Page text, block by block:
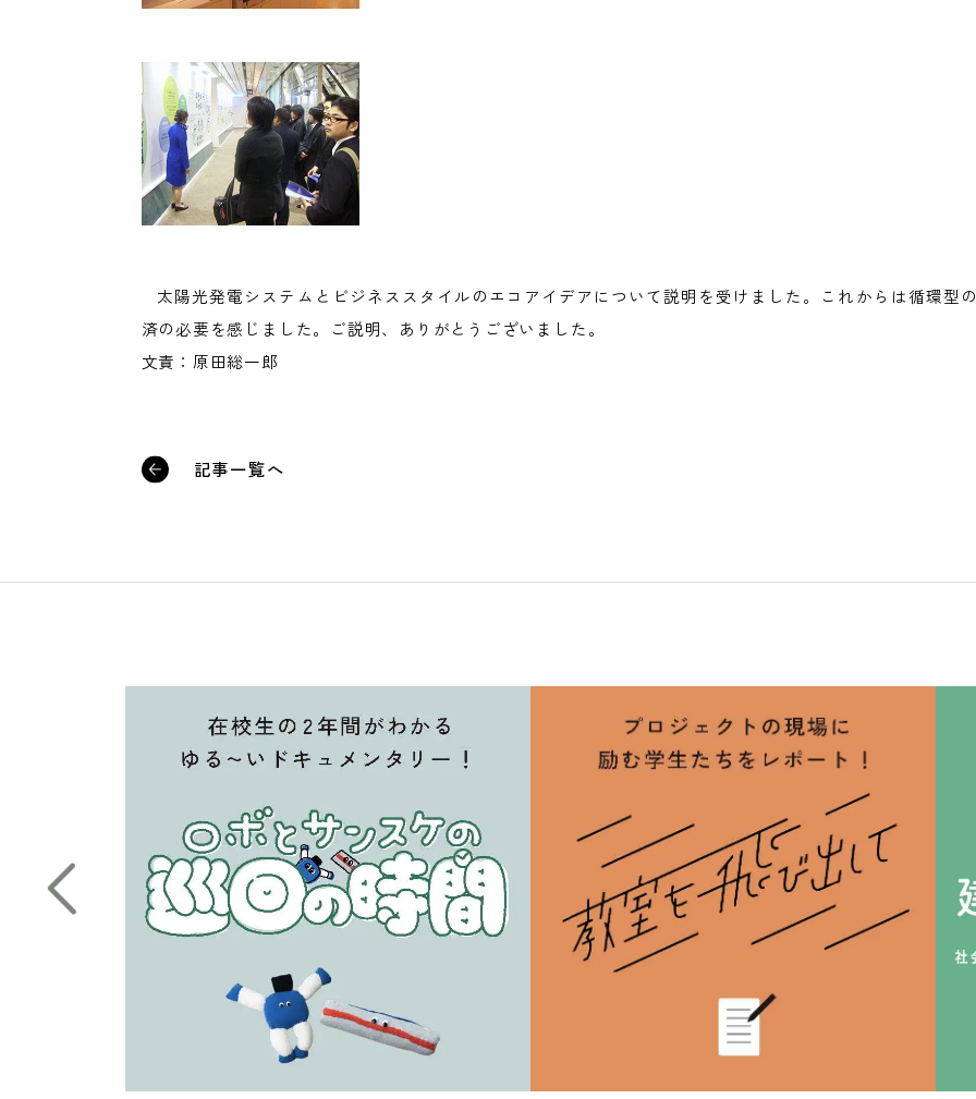
太陽光発電システムとビジネススタイルのエコアイデアについて説明を受けました。これからは循環型
済の必要を感じました。ご説明、ありがとうございました。
文責：原田総一郎
記事一覧へ